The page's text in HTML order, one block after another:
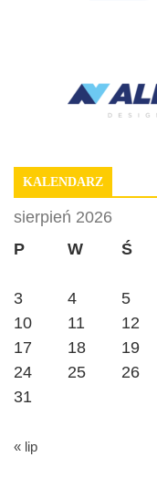
KALENDARZ
sierpień 2026
P
W Ś
3
4 5
10
11 12
17
18 19
24
25 26
31
« lip